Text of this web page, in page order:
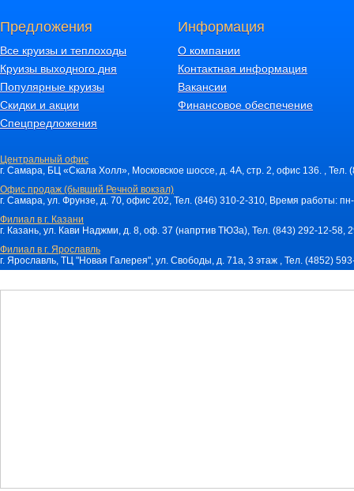
Предложения
Все круизы и теплоходы
Круизы выходного дня
Популярные круизы
Скидки и акции
Спецпредложения
Информация
О компании
Контактная информация
Вакансии
Финансовое обеспечение
Центральный офис
г. Самара, БЦ «Скала Холл», Московское шоссе, д. 4А, стр. 2, офис 136. ,
Офис продаж (бывший Речной вокзал)
г. Самара, ул. Фрунзе, д. 70, офис 202, Тел. (846) 310-2-310, Время работы:
Филиал в г. Казани
г. Казань, ул. Кави Наджми, д. 8, оф. 37 (напртив ТЮЗа), Тел. (843) 292-12-
Филиал в г. Ярославль
г. Ярославль, ТЦ "Новая Галерея", ул. Свободы, д. 71a, 3 этаж , Тел. (4852)